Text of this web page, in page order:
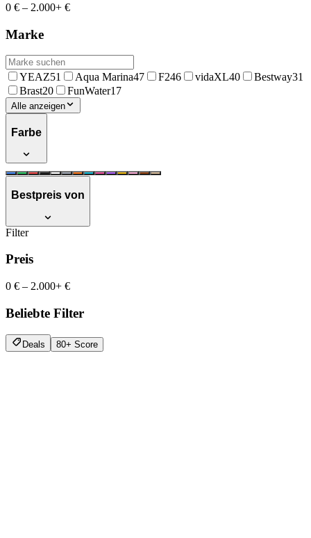
0 € – 2.000+ €
Marke
YEAZ51 Aqua Marina47 F246 vidaXL40 Bestway31
Brast20 FunWater17
Alle anzeigen
Farbe
Bestpreis von
Filter
Preis
0 € – 2.000+ €
Beliebte Filter
Deals 80+ Score